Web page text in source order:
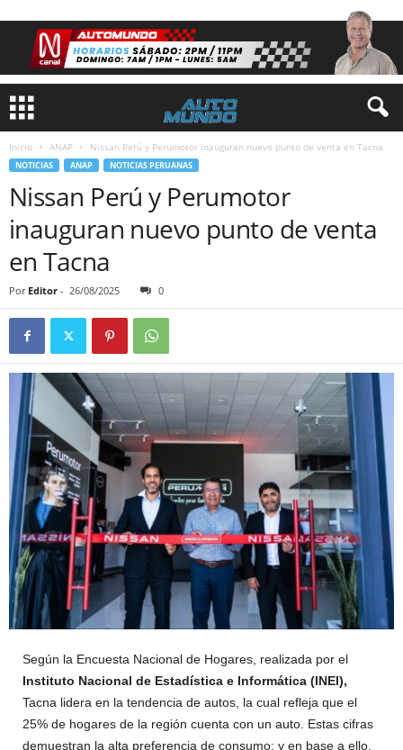
Inicio ANAP Nissan Perú y Perumotor inauguran nuevo punto de venta en Tacna
NOTICIAS ANAP NOTICIAS PERUANAS
Nissan Perú y Perumotor
inauguran nuevo punto de venta
en Tacna
Por Editor - 26/08/2025 0
Según la Encuesta Nacional de Hogares, realizada por el
Instituto Nacional de Estadística e Informática (INEI),
Tacna lidera en la tendencia de autos, la cual refleja que el
25% de hogares de la región cuenta con un auto. Estas cifras
demuestran la alta preferencia de consumo; y en base a ello,